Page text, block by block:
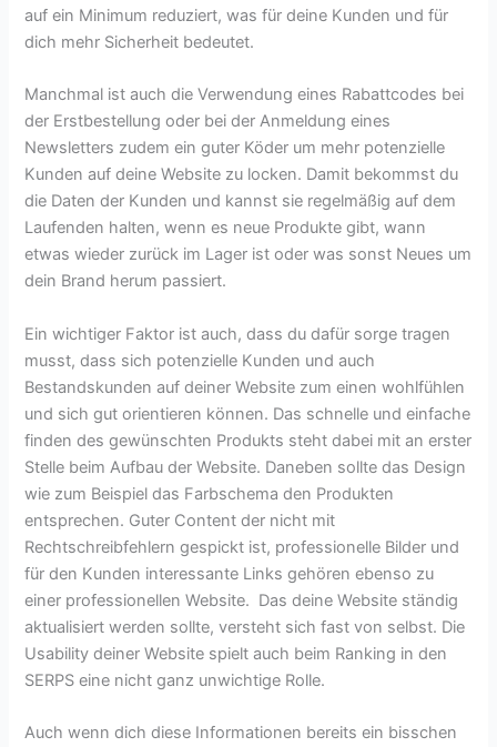
auf ein Minimum reduziert, was für deine Kunden und für
dich mehr Sicherheit bedeutet.
Manchmal ist auch die Verwendung eines Rabattcodes bei
der Erstbestellung oder bei der Anmeldung eines
Newsletters zudem ein guter Köder um mehr potenzielle
Kunden auf deine Website zu locken. Damit bekommst du
die Daten der Kunden und kannst sie regelmäßig auf dem
Laufenden halten, wenn es neue Produkte gibt, wann
etwas wieder zurück im Lager ist oder was sonst Neues um
dein Brand herum passiert.
Ein wichtiger Faktor ist auch, dass du dafür sorge tragen
musst, dass sich potenzielle Kunden und auch
Bestandskunden auf deiner Website zum einen wohlfühlen
und sich gut orientieren können. Das schnelle und einfache
finden des gewünschten Produkts steht dabei mit an erster
Stelle beim Aufbau der Website. Daneben sollte das Design
wie zum Beispiel das Farbschema den Produkten
entsprechen. Guter Content der nicht mit
Rechtschreibfehlern gespickt ist, professionelle Bilder und
für den Kunden interessante Links gehören ebenso zu
einer professionellen Website. Das deine Website ständig
aktualisiert werden sollte, versteht sich fast von selbst. Die
Usability deiner Website spielt auch beim Ranking in den
SERPS eine nicht ganz unwichtige Rolle.
Auch wenn dich diese Informationen bereits ein bisschen